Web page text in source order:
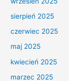
sierpień 2025
czerwiec 2025
maj 2025
kwiecień 2025
marzec 2025